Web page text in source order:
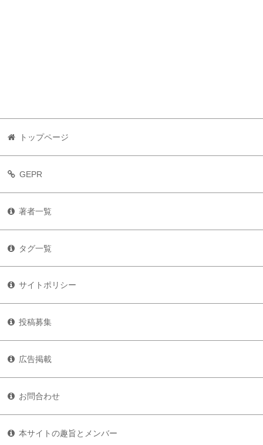
トップページ
GEPR
著者一覧
タグ一覧
サイトポリシー
投稿募集
広告掲載
お問合わせ
本サイトの趣旨とメンバー